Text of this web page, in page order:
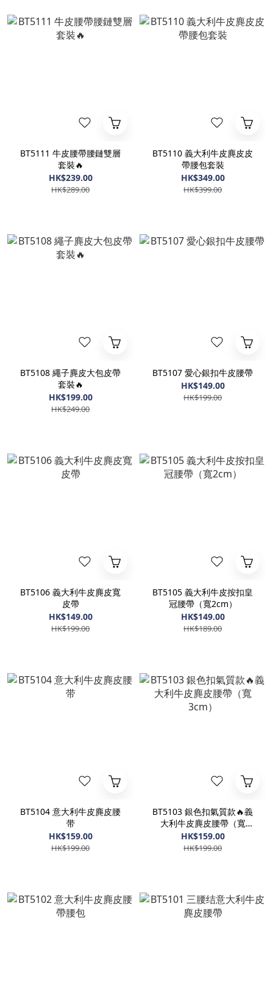
BT5111 牛皮腰帶腰鏈雙層
套裝🔥
HK$239.00
HK$289.00
BT5110 義大利牛皮麂皮皮
帶腰包套裝
HK$349.00
HK$399.00
BT5108 繩子麂皮大包皮帶
套裝🔥
HK$199.00
HK$249.00
BT5107 愛心銀扣牛皮腰帶
HK$149.00
HK$199.00
BT5106 義大利牛皮麂皮寬
皮帶
HK$149.00
HK$199.00
BT5105 義大利牛皮按扣皇
冠腰帶（寬2cm）
HK$149.00
HK$189.00
BT5104 意大利牛皮麂皮腰
带
HK$159.00
HK$199.00
BT5103 銀色扣氣質款🔥義
大利牛皮麂皮腰帶（寬
3cm）
HK$159.00
HK$199.00